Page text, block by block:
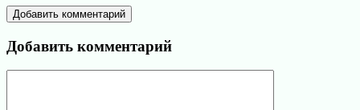
Добавить комментарий
Добавить комментарий